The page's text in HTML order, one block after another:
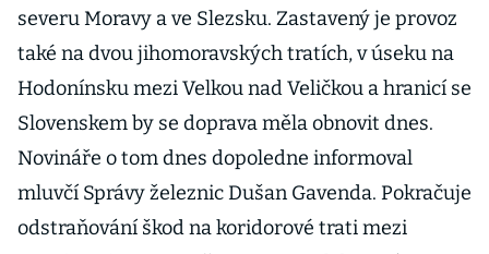
severu Moravy a ve Slezsku. Zastavený je provoz
také na dvou jihomoravských tratích, v úseku na
Hodonínsku mezi Velkou nad Veličkou a hranicí se
Slovenskem by se doprava měla obnovit dnes.
Novináře o tom dnes dopoledne informoval
mluvčí Správy železnic Dušan Gavenda. Pokračuje
odstraňování škod na koridorové trati mezi